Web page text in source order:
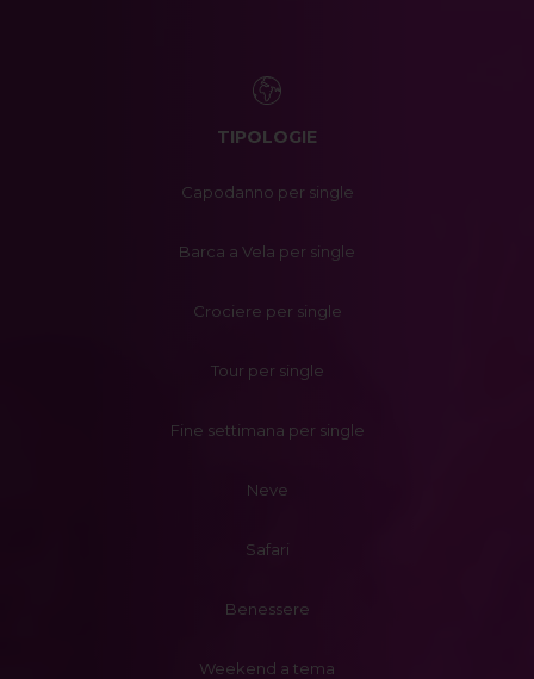
TIPOLOGIE
Capodanno per single
Barca a Vela per single
Crociere per single
Tour per single
Fine settimana per single
Neve
Safari
Benessere
Weekend a tema